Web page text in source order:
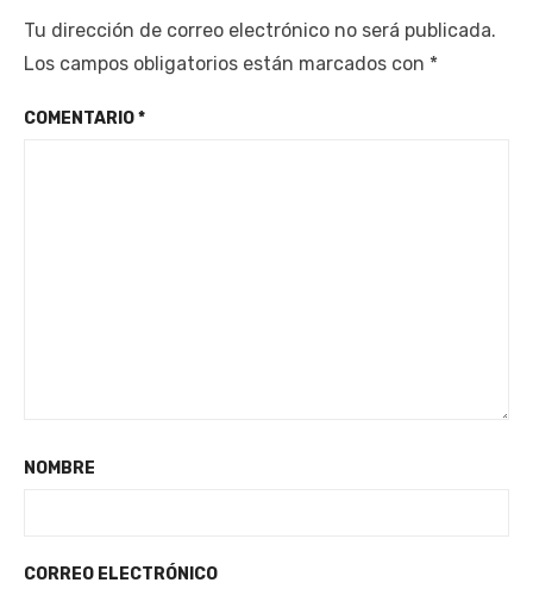
Tu dirección de correo electrónico no será publicada.
Los campos obligatorios están marcados con *
COMENTARIO*
NOMBRE
CORREO ELECTRÓNICO